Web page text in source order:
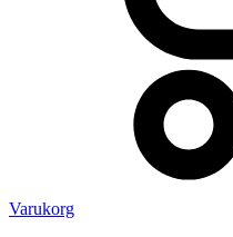
Varukorg